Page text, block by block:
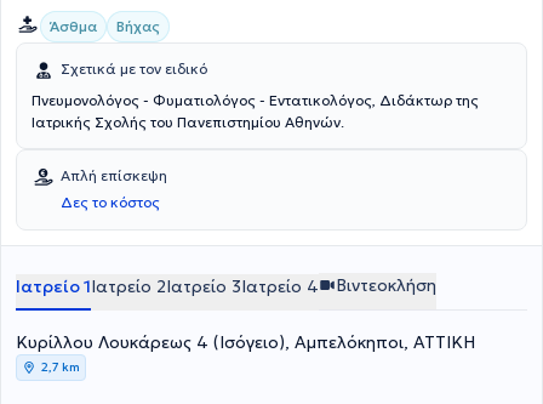
Άσθμα Βήχας
Σχετικά με τον ειδικό
Πνευμονολόγος - Φυματιολόγος - Εντατικολόγος, Διδάκτωρ της
Ιατρικής Σχολής του Πανεπιστημίου Αθηνών.
Απλή επίσκεψη
Δες το κόστος
Ιατρείο 1Ιατρείο 2Ιατρείο 3Ιατρείο 4 Βιντεοκλήση
Κυρίλλου Λουκάρεως 4 (Ισόγειο), Αμπελόκηποι, ΑΤΤΙΚΗ
2,7 km